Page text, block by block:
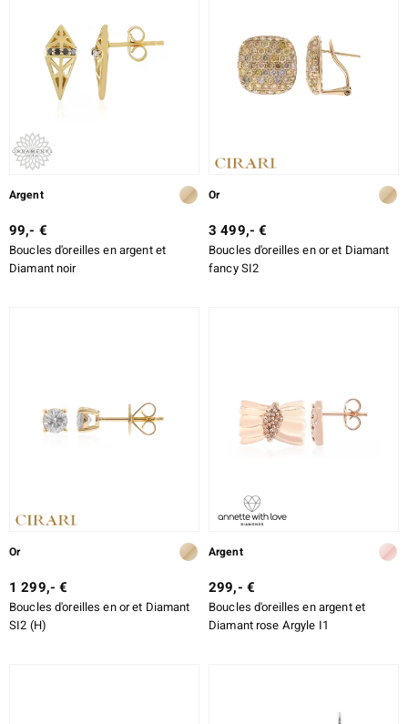
TAILLE EXACTE
SERTISSAGE
Argent
99,- €
Boucles d'oreilles en argent et
Diamant noir
Or
3 499,- €
Boucles d'oreilles en or et Diamant
fancy SI2
Or
1 299,- €
Boucles d'oreilles en or et Diamant
SI2 (H)
Argent
299,- €
Boucles d'oreilles en argent et
Diamant rose Argyle I1